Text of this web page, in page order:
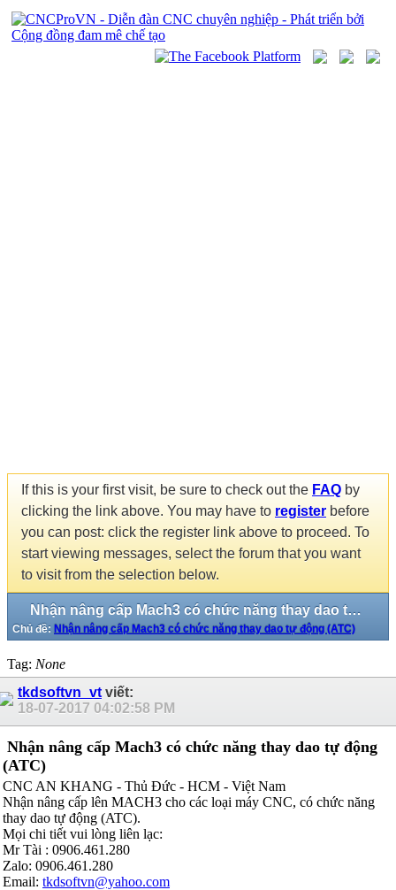
If this is your first visit, be sure to check out the FAQ by
clicking the link above. You may have to register before
you can post: click the register link above to proceed. To
start viewing messages, select the forum that you want
to visit from the selection below.
Nhận nâng cấp Mach3 có chức năng thay dao tự động (ATC)
Chủ đề: Nhận nâng cấp Mach3 có chức năng thay dao tự động (ATC)
Tag: None
tkdsoftvn_vt viết:
18-07-2017 04:02:58 PM
Nhận nâng cấp Mach3 có chức năng thay dao tự động
(ATC)
CNC AN KHANG - Thủ Đức - HCM - Việt Nam
Nhận nâng cấp lên MACH3 cho các loại máy CNC, có chức năng
thay dao tự động (ATC).
Mọi chi tiết vui lòng liên lạc:
Mr Tài : 0906.461.280
Zalo: 0906.461.280
Email: tkdsoftvn@yahoo.com